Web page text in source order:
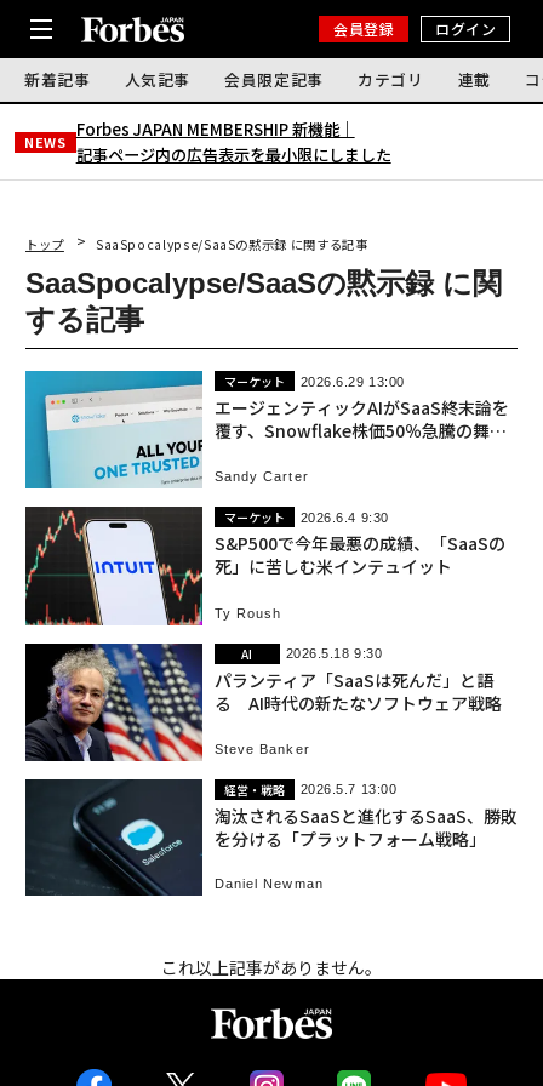
会員登録 ログイン
新着記事 人気記事 会員限定記事 カテゴリ 連載
NEWS
Forbes JAPAN MEMBERSHIP 新機能｜
記事ページ内の広告表示を最小限にしました
トップ SaaSpocalypse/SaaSの黙示録 に関する記事
SaaSpocalypse/SaaSの黙示録 に関
する記事
マーケット 2026.6.29 13:00
エージェンティックAIがSaaS終末論を
覆す、Snowflake株価50％急騰の舞台
Sandy Carter
マーケット 2026.6.4 9:30
S&P500で今年最悪の成績、「SaaSの
死」に苦しむ米インテュイット
Ty Roush
AI 2026.5.18 9:30
パランティア「SaaSは死んだ」と語
る AI時代の新たなソフトウェア戦略
Steve Banker
経営・戦略 2026.5.7 13:00
淘汰されるSaaSと進化するSaaS、勝敗
を分ける「プラットフォーム戦略」
Daniel Newman
これ以上記事がありません。